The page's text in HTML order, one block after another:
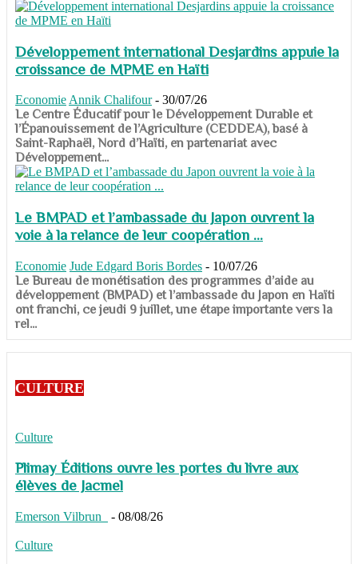
Développement international Desjardins appuie la
croissance de MPME en Haïti
Economie Annik Chalifour - 30/07/26
​​​​​​​Le Centre Éducatif pour le Développement Durable et
l’Épanouissement de l’Agriculture (CEDDEA), basé à
Saint-Raphaël, Nord d’Haïti, en partenariat avec
Développement...
Le BMPAD et l’ambassade du Japon ouvrent la
voie à la relance de leur coopération ...
Economie Jude Edgard Boris Bordes - 10/07/26
​​​​​​​Le Bureau de monétisation des programmes d’aide au
développement (BMPAD) et l’ambassade du Japon en Haïti
ont franchi, ce jeudi 9 juillet, une étape importante vers la
rel...
CULTURE
Culture
Plimay Éditions ouvre les portes du livre aux
élèves de Jacmel
Emerson Vilbrun - 08/08/26
Culture